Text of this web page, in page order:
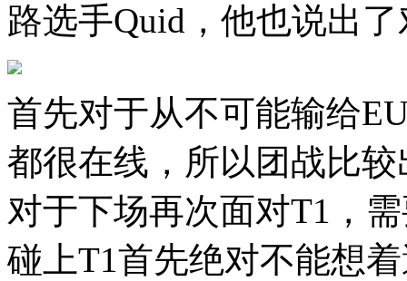
路选手Quid，他也说出
首先对于从不可能输给
都很在线，所以团战比
对于下场再次面对T1，
碰上T1首先绝对不能想